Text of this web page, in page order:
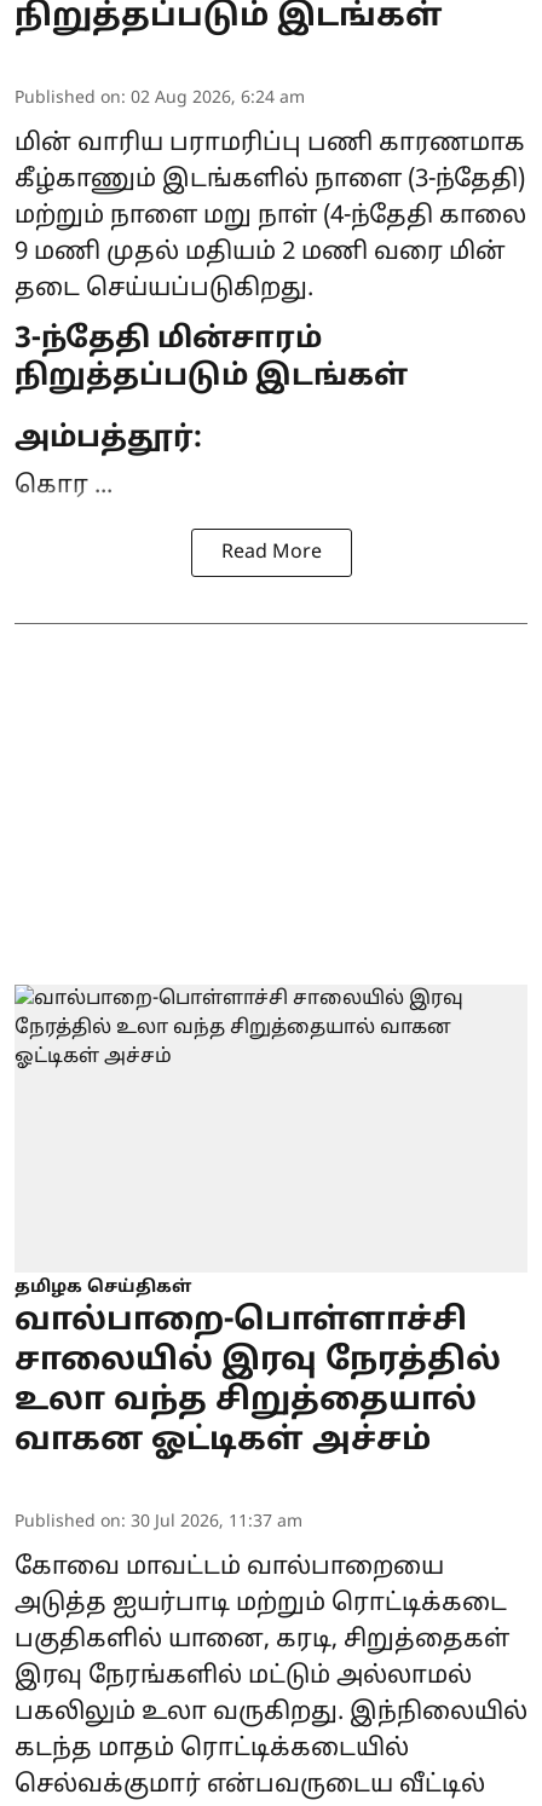
நிறுத்தப்படும் இடங்கள்
Published on: 02 Aug 2026, 6:24 am
மின் வாரிய பராமரிப்பு பணி காரணமாக
கீழ்காணும் இடங்களில் நாளை (3-ந்தேதி)
மற்றும் நாளை மறு நாள் (4-ந்தேதி காலை
9 மணி முதல் மதியம் 2 மணி வரை மின்
தடை செய்யப்படுகிறது.
3-ந்தேதி மின்சாரம்
நிறுத்தப்படும் இடங்கள்
அம்பத்தூர்:
கொர ...
Read More
தமிழக செய்திகள்
வால்பாறை-பொள்ளாச்சி
சாலையில் இரவு நேரத்தில்
உலா வந்த சிறுத்தையால்
வாகன ஓட்டிகள் அச்சம்
Published on: 30 Jul 2026, 11:37 am
கோவை மாவட்டம் வால்பாறையை
அடுத்த ஐயர்பாடி மற்றும் ரொட்டிக்கடை
பகுதிகளில் யானை, கரடி, சிறுத்தைகள்
இரவு நேரங்களில் மட்டும் அல்லாமல்
பகலிலும் உலா வருகிறது. இந்நிலையில்
கடந்த மாதம் ரொட்டிக்கடையில்
செல்வக்குமார் என்பவருடைய வீட்டில்